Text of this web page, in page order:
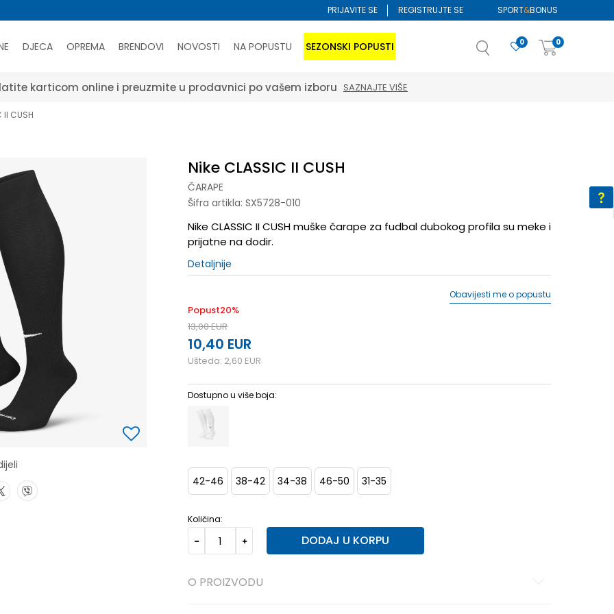
SPORT&BONUS
PRIJAVITE SE REGISTRUJTE SE
DJECA OPREMA BRENDOVI NOVOSTI NA POPUSTU SEZONSKI POPUSTI 0
0
Platite karticom online i preuzmite u prodavnici po vašem izboru SAZNAJTE VIŠE
II CUSH
Nike CLASSIC II CUSH
ČARAPE
Šifra artikla: SX5728-010
Nike CLASSIC II CUSH muške čarape za fudbal dubokog profila su meke i
prijatne na dodir.
Detaljnije
Popust20%
13,00EUR
10,40 EUR
Ušteda: 2,60 EUR
Obavijesti me o popustu
Dostupno u više boja:
42-46 38-42 34-38 46-50 31-35
Količina:
DODAJ U KORPU
O PROIZVODU